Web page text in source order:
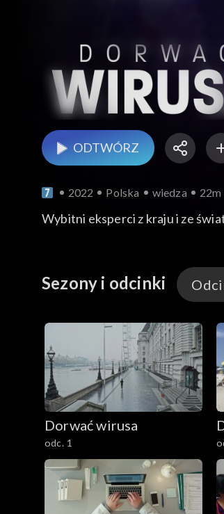
ODTWÓRZ
2022 Polska wiedza 22m
Wybitni eksperci z kraju i ze
Sezony i odcinki
Dorwać wirusa
odc. 1